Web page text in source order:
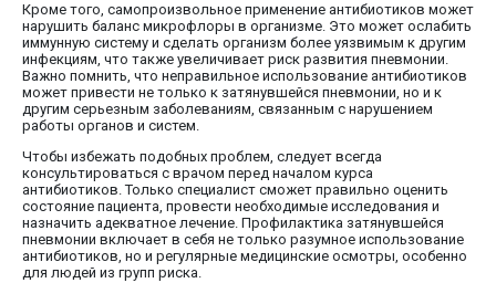
Кроме того, самопроизвольное применение антибиотиков может
нарушить баланс микрофлоры в организме. Это может ослабить
иммунную систему и сделать организм более уязвимым к другим
инфекциям, что также увеличивает риск развития пневмонии.
Важно помнить, что неправильное использование антибиотиков
может привести не только к затянувшейся пневмонии, но и к
другим серьезным заболеваниям, связанным с нарушением
работы органов и систем.
Чтобы избежать подобных проблем, следует всегда
консультироваться с врачом перед началом курса
антибиотиков. Только специалист сможет правильно оценить
состояние пациента, провести необходимые исследования и
назначить адекватное лечение. Профилактика затянувшейся
пневмонии включает в себя не только разумное использование
антибиотиков, но и регулярные медицинские осмотры, особенно
для людей из групп риска.